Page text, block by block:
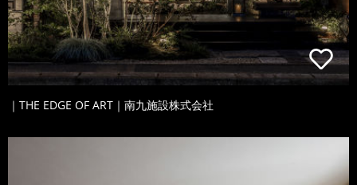
｜THE EDGE OF ART｜南九施設株式会社